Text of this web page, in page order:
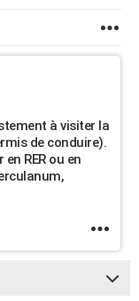
à visiter la
de conduire).
RER ou en